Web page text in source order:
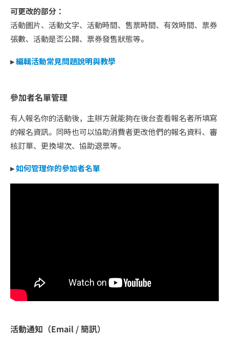
可更改的部分：
活動圖片、活動文字、活動時間、售票時間、有效時間、票券
張數、活動是否公開、票券發售狀態等。
▸編輯活動常見問題說明與教學
參加者名單管理
有人報名你的活動後，主辦方就能夠在後台查看報名者所填寫
的報名資訊。同時也可以協助消費者更改他們的報名資料、審
核訂單、更換場次、協助退票等。
▸如何管理你的參加者名單
活動通知（Email / 簡訊）